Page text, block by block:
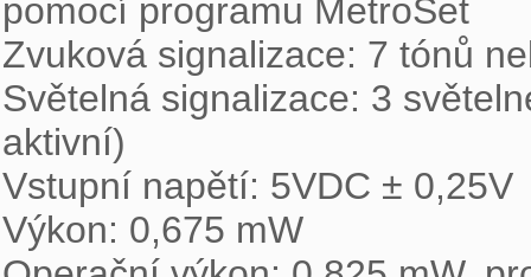
pomocí programu MetroSet
Zvuková signalizace: 7 tónů
Světelná signalizace: 3
aktivní)
Vstupní napětí: 5VDC ± 0,25V
Výkon: 0,675 mW